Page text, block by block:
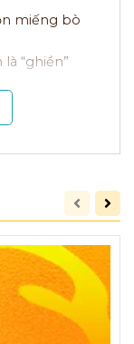
miếng bò
“ghiền”
mát
ăn càng đã!
Việt! 🔥🍔
TƯƠI -
HIỆU